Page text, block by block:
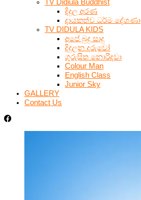
TV Didiula Buddhist
දිදුල අරණ
දායකත්ව ධර්ම දේශණා
TV DIDULA KIDS
අපේ බුදු සාදු
දිදුලන දරුවෝ
ගුරුසිත නොරිදවා
Colour Man
English Class
Junior Sky
GALLERY
Contact Us